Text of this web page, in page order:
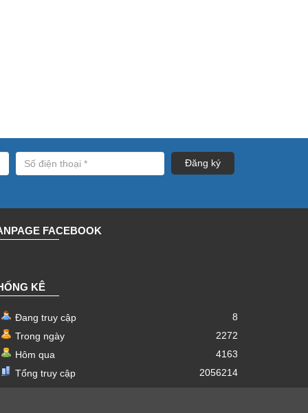
FACEBOOK
KÊ
Đang truy cập
8
Trong ngày
2272
Hôm qua
4163
Tổng truy cập
2056214